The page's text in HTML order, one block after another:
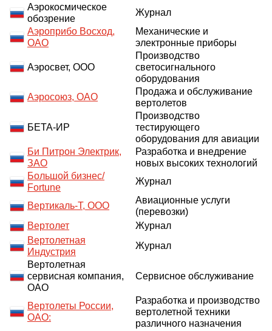
Аэрокосмическое
обозрение
Журнал
Аэроприбо Восход,
ОАО
Механические и
электронные приборы
Аэросвет, ООО
Производство
светосигнального
оборудования
Аэросоюз, ОАО
Продажа и обслуживание
вертолетов
БЕТА-ИР
Производство
тестирующего
оборудования для авиации
Би Питрон Электрик,
ЗАО
Разработка и внедрение
новых высоких технологий
Большой бизнес/
Fortune
Журнал
Вертикаль-Т, ООО
Авиационные услуги
(перевозки)
Вертолет
Журнал
Вертолетная
Индустрия
Журнал
Вертолетная
сервисная компания,
ОАО
Сервисное обслуживание
Вертолеты России,
ОАО:
Разработка и производство
вертолетной техники
различного назначения